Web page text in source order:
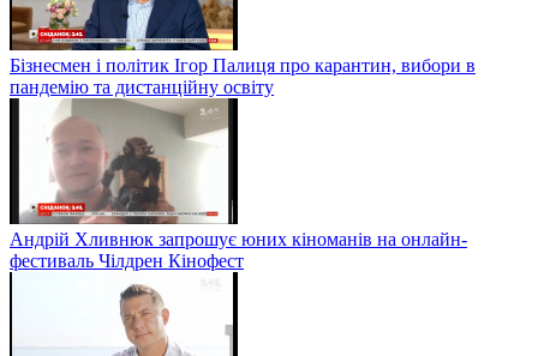
Бізнесмен і політик Ігор Палиця про карантин, вибори в
пандемію та дистанційну освіту
Андрій Хливнюк запрошує юних кіноманів на онлайн-
фестиваль Чілдрен Кінофест